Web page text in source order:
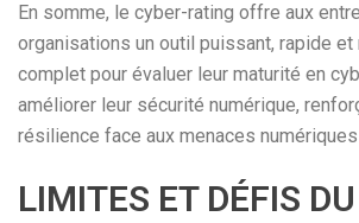
En somme, le cyber-rating offre aux
organisations un outil puissant, rapide
complet pour évaluer leur maturité en
améliorer leur sécurité numérique,
résilience face aux menaces
LIMITES ET DÉFIS